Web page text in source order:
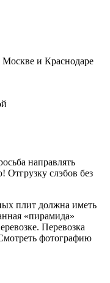
Москве и Краснодаре
направлять
Отгрузку слэбов без
плит должна иметь
«пирамида»
Перевозка
фотографию